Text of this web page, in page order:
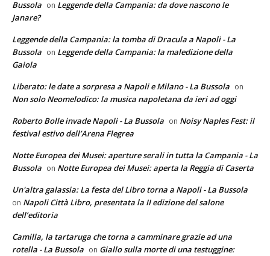
Bussola on Leggende della Campania: da dove nascono le
Janare?
Leggende della Campania: la tomba di Dracula a Napoli - La
Bussola on Leggende della Campania: la maledizione della
Gaiola
Liberato: le date a sorpresa a Napoli e Milano - La Bussola on
Non solo Neomelodico: la musica napoletana da ieri ad oggi
Roberto Bolle invade Napoli - La Bussola on Noisy Naples Fest: il
festival estivo dell’Arena Flegrea
Notte Europea dei Musei: aperture serali in tutta la Campania - La
Bussola on Notte Europea dei Musei: aperta la Reggia di Caserta
Un'altra galassia: La festa del Libro torna a Napoli - La Bussola
on Napoli Città Libro, presentata la II edizione del salone
dell’editoria
Camilla, la tartaruga che torna a camminare grazie ad una
rotella - La Bussola on Giallo sulla morte di una testuggine: